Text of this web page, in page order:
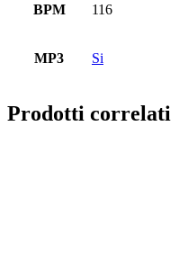
BPM 116
MP3 Si
Prodotti correlati